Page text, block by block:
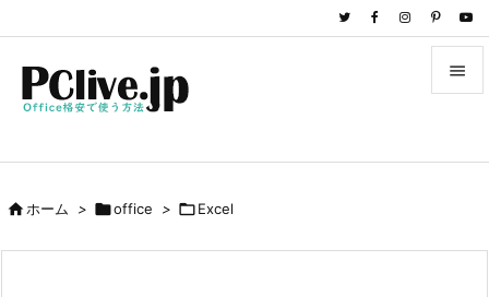

前へ
ホーム > office > Excel